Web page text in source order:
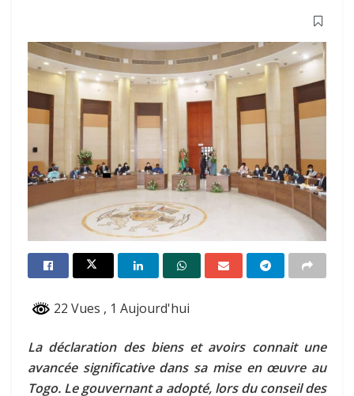
22 Vues , 1 Aujourd'hui
La déclaration des biens et avoirs connait une
avancée significative dans sa mise en œuvre au
Togo. Le gouvernant a adopté, lors du conseil des